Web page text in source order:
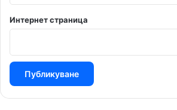
Интернет страница